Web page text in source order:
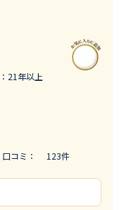
： 21年以上
口コミ： 123件